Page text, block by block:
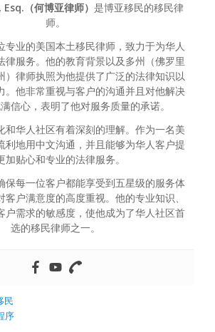
（何博亚律师） 是博亚移民的移民律
师。
专业的美国本土移民律师，致力于为华人
律服务。他的教育背景以及多州（佛罗里
）律师执照为他提供了广泛的法律知识以
。他非常重视与客户的沟通并且对他解决
信心，表明了他对服务质量的承诺。
和华人社区有着深刻的理解。作为一名美
利地用中文沟通，并且能够为华人客户提
加贴心和专业的法律服务。
保每一位客户都能享受到五星级的服务体
户满意度的高度重视。他的专业知识、
户需求的敏感度，使他成为了华人社区首
选的移民律师之一。
民
序